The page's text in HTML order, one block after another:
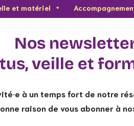
et matériel
Nos
veille et
à un temps fort de notre
raison de vous abonner à